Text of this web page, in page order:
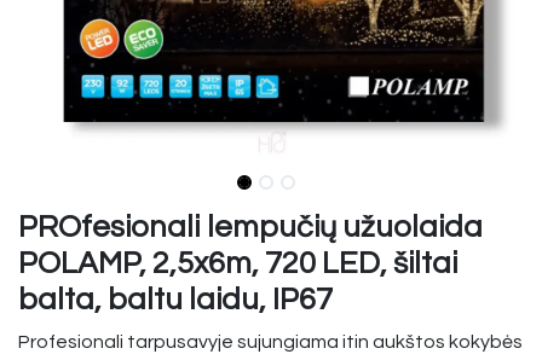
PROfesionali lempučių užuolaida
POLAMP, 2,5x6m, 720 LED, šiltai
balta, baltu laidu, IP67
Profesionali tarpusavyje sujungiama itin aukštos kokybės